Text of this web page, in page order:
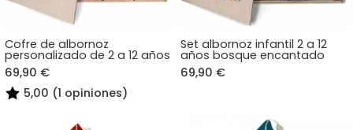
Cofre de albornoz
personalizado de 2 a 12 años
69,90 €
5,00 (1 opiniones)
Set albornoz infantil 2 a 12
años bosque encantado
69,90 €